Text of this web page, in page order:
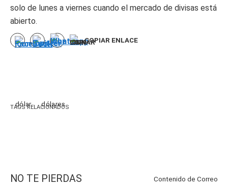
solo de lunes a viernes cuando el mercado de divisas está
abierto.
COPIAR ENLACE
TAGS RELACIONADOS
dólar dólares
NO TE PIERDAS Contenido de Correo